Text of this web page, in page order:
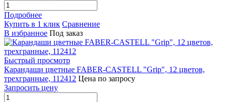
Подробнее
Купить в 1 клик Сравнение
В избранное Под заказ
Быстрый просмотр
Карандаши цветные FABER-CASTELL "Grip", 12 цветов,
трехгранные, 112412 Цена по запросу
Запросить цену